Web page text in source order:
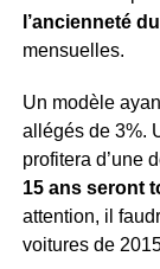
l’ancienneté
mensuelles.
Un modèle
allégés de 3%.
profitera d’une
15 ans seront
attention, il
voitures de